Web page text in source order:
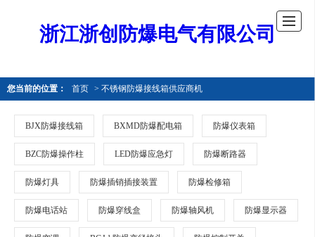
浙江浙创防爆电气有限公司
您当前的位置： 首页 > 不锈钢防爆接线箱供应商机
BJX防爆接线箱 BXMD防爆配电箱 防爆仪表箱
BZC防爆操作柱 LED防爆应急灯 防爆断路器
防爆灯具 防爆插销插接装置 防爆检修箱
防爆电话站 防爆穿线盒 防爆轴风机 防爆显示器